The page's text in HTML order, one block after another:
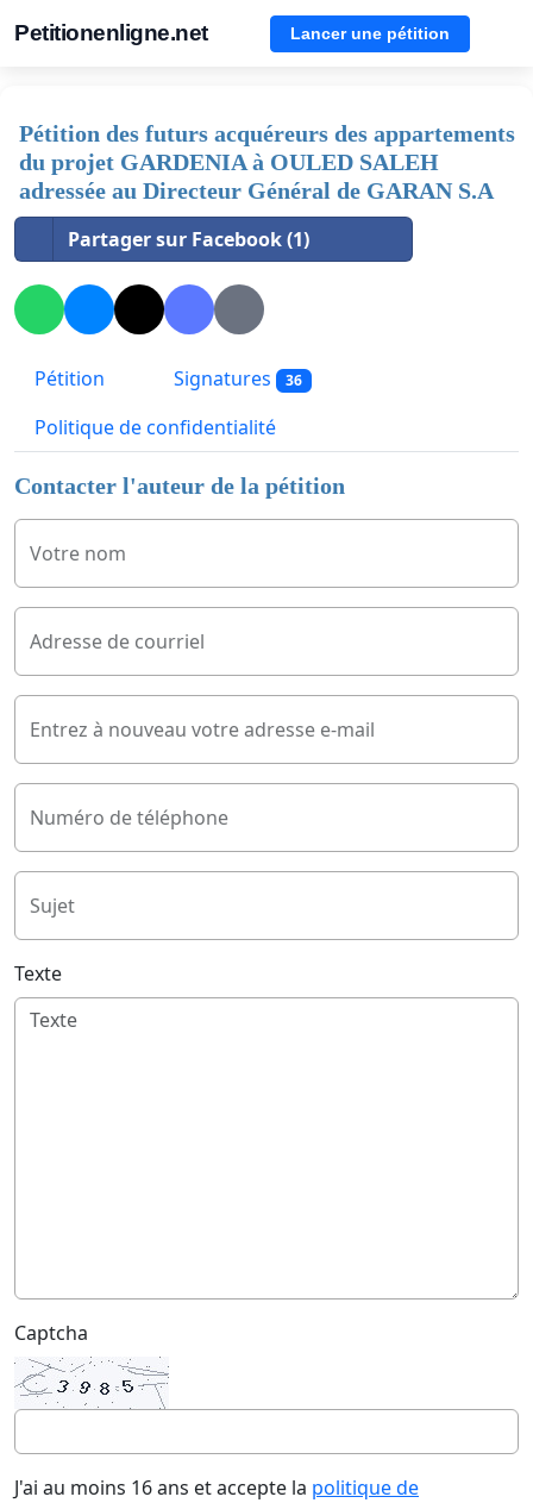
Petitionenligne.net Lancer une pétition
Pétition des futurs acquéreurs des appartements
du projet GARDENIA à OULED SALEH
adressée au Directeur Général de GARAN S.A
Partager sur Facebook (1)
Pétition Signatures 36
Politique de confidentialité
Contacter l'auteur de la pétition
Votre nom
Adresse de courriel
Entrez à nouveau votre adresse e-mail
Numéro de téléphone
Sujet
Texte
Captcha
J'ai au moins 16 ans et accepte la politique de